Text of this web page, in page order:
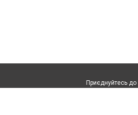
Приєднуйтесь до